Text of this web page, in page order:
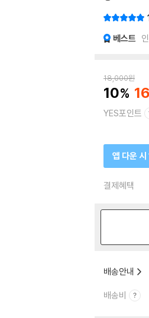
베스트
18,000원
10
YES포인트
앱 다운 시
결제혜택
배송안내
배송비